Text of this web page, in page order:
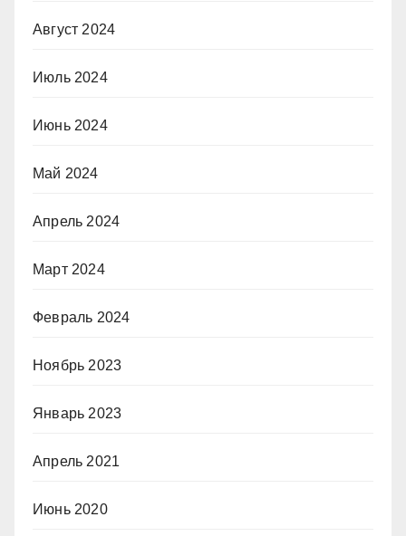
Август 2024
Июль 2024
Июнь 2024
Май 2024
Апрель 2024
Март 2024
Февраль 2024
Ноябрь 2023
Январь 2023
Апрель 2021
Июнь 2020